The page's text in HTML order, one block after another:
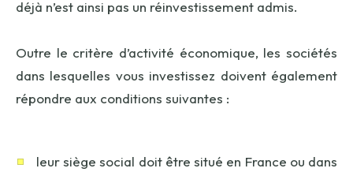
déjà n’est ainsi pas un réinvestissement admis.
Outre le critère d’activité économique, les sociétés
dans lesquelles vous investissez doivent également
répondre aux conditions suivantes :
leur siège social doit être situé en France ou dans